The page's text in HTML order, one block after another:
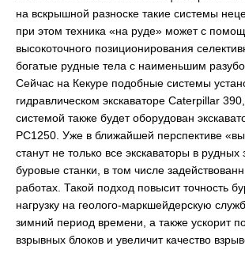
на вскрышной разноске такие системы
при этом техника «на руде» может с
высокоточного позиционирования
богатые рудные тела с наименьшим
Сейчас на Кекуре подобные системы
гидравлическом экскаваторе Caterpillar
системой также будет оборудован
PC1250. Уже в ближайшей перспективе
станут не только все экскаваторы в
буровые станки, в том числе
работах. Такой подход повысит точность
нагрузку на геолого-маркшейдерскую
зимний период времени, а также ускорит
взрывных блоков и увеличит качество